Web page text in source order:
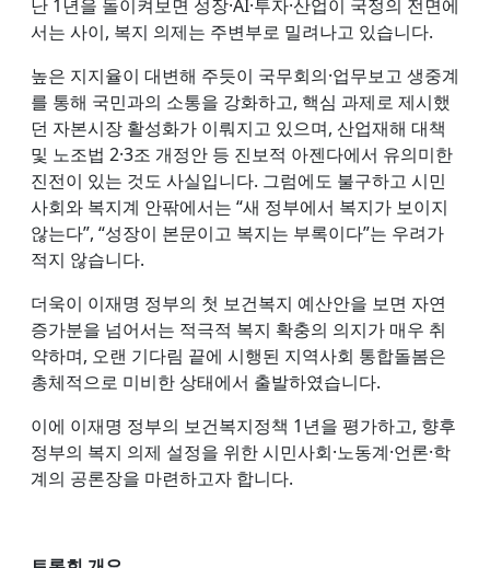
난 1년을 돌이켜보면 성장·AI·투자·산업이 국정의 전면에
서는 사이, 복지 의제는 주변부로 밀려나고 있습니다.
높은 지지율이 대변해 주듯이 국무회의·업무보고 생중계
를 통해 국민과의 소통을 강화하고, 핵심 과제로 제시했
던 자본시장 활성화가 이뤄지고 있으며, 산업재해 대책
및 노조법 2·3조 개정안 등 진보적 아젠다에서 유의미한
진전이 있는 것도 사실입니다. 그럼에도 불구하고 시민
사회와 복지계 안팎에서는 “새 정부에서 복지가 보이지
않는다”, “성장이 본문이고 복지는 부록이다”는 우려가
적지 않습니다.
더욱이 이재명 정부의 첫 보건복지 예산안을 보면 자연
증가분을 넘어서는 적극적 복지 확충의 의지가 매우 취
약하며, 오랜 기다림 끝에 시행된 지역사회 통합돌봄은
총체적으로 미비한 상태에서 출발하였습니다.
이에 이재명 정부의 보건복지정책 1년을 평가하고, 향후
정부의 복지 의제 설정을 위한 시민사회·노동계·언론·학
계의 공론장을 마련하고자 합니다.